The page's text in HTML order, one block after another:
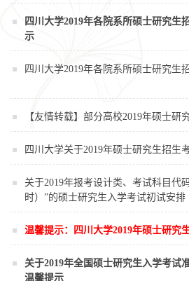
四川大学2019年各院系所硕士研究生
示
四川大学2019年各院系所硕士研究生
【友情转载】部分高校2019年硕士研
四川大学关于2019年硕士研究生招生
关于2019年报考设计类、考试科目代
时）”的硕士研究生入学考试初试安排
温馨提示：四川大学2019年硕士研究
关于2019年全国硕士研究生入学考试
温馨提示